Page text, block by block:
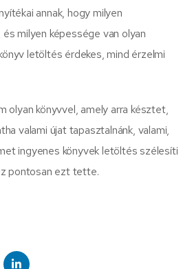
annak, hogy milyen
milyen képessége van olyan
letöltés érdekes, mind érzelmi
olyan könyvvel, amely arra késztet,
valami újat tapasztalnánk, valami,
ingyenes könyvek letöltés szélesíti
pontosan ezt tette.